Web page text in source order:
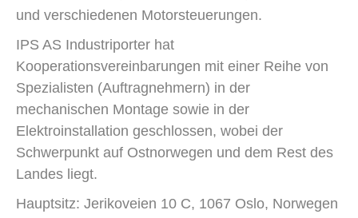
und verschiedenen Motorsteuerungen.
IPS AS Industriporter hat
Kooperationsvereinbarungen mit einer Reihe von
Spezialisten (Auftragnehmern) in der
mechanischen Montage sowie in der
Elektroinstallation geschlossen, wobei der
Schwerpunkt auf Ostnorwegen und dem Rest des
Landes liegt.
Hauptsitz: Jerikoveien 10 C, 1067 Oslo, Norwegen